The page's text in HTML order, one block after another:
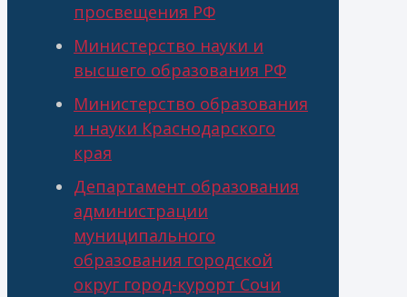
просвещения РФ
Министерство науки и
высшего образования РФ
Министерство образования
и науки Краснодарского
края
Департамент образования
администрации
муниципального
образования городской
округ город-курорт Сочи